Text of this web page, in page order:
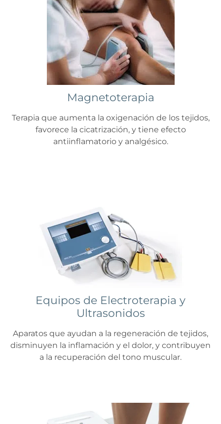
Magnetoterapia
Terapia que aumenta la oxigenación de los tejidos,
favorece la cicatrización, y tiene efecto
antiinflamatorio y analgésico.
Equipos de Electroterapia y
Ultrasonidos
Aparatos que ayudan a la regeneración de tejidos,
disminuyen la inflamación y el dolor, y contribuyen
a la recuperación del tono muscular.